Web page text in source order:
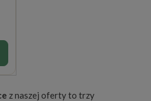
z naszej oferty to trzy